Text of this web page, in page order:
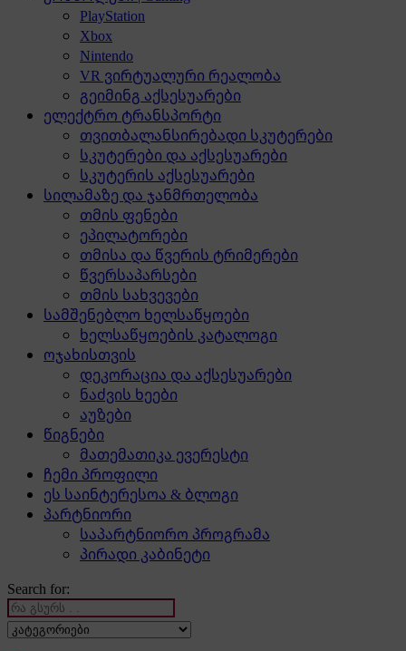
PlayStation
Xbox
Nintendo
VR ვირტუალური რეალობა
გეიმინგ აქსესუარები
ელექტრო ტრანსპორტი
თვითბალანსირებადი სკუტერები
სკუტერები და აქსესუარები
სკუტერის აქსესუარები
სილამაზე და ჯანმრთელობა
თმის ფენები
ეპილატორები
თმისა და წვერის ტრიმერები
წვერსაპარსები
თმის სახვევები
სამშენებლო ხელსაწყოები
ხელსაწყოების კატალოგი
ოჯახისთვის
დეკორაცია და აქსესუარები
ნაძვის ხეები
აუზები
წიგნები
მათემათიკა ევერესტი
ჩემი პროფილი
ეს საინტერესოა & ბლოგი
პარტნიორი
საპარტნიორო პროგრამა
პირადი კაბინეტი
Search for: